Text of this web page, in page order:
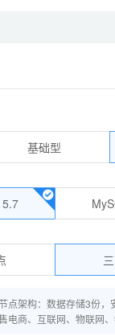
基础型
点架构：数据存储3份
电商、互联网、物联网